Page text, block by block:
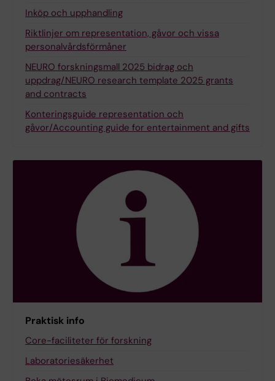
Inköp och upphandling
Riktlinjer om representation, gåvor och vissa
personalvårdsförmåner
NEURO forskningsmall 2025 bidrag och
uppdrag/NEURO research template 2025 grants
and contracts
Konteringsguide representation och
gåvor/Accounting guide for entertainment and gifts
Praktisk info
Core-faciliteter för forskning
Laboratoriesäkerhet